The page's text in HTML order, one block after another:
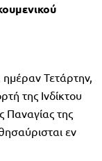
ημέραν Τετάρτην,
της Ινδίκτου
Παναγίας της
εν